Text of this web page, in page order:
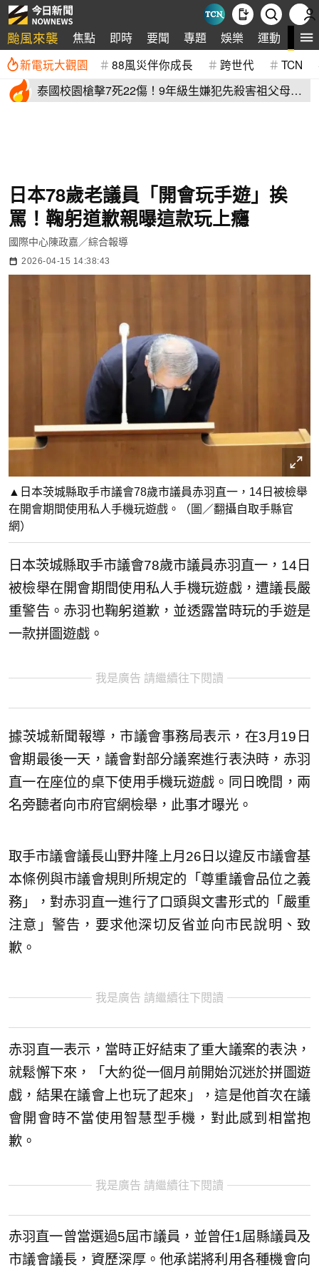
颱風來襲 焦點 即時 要聞 專題 娛樂 運動 全
新電玩大觀園 88風災伴你成長 跨世代 TCN
泰國校園槍擊7死22傷！9年級生嫌犯先殺害祖父母再
日本78歲老議員「開會玩手遊」挨
罵！鞠躬道歉親曝這款玩上癮
國際中心陳政嘉／綜合報導
2026-04-15 14:38:43
▲日本茨城縣取手市議會78歲市議員赤羽直一，14日被檢舉
在開會期間使用私人手機玩遊戲。（圖／翻攝自取手縣官
網）
日本茨城縣取手市議會78歲市議員赤羽直一，14日
被檢舉在開會期間使用私人手機玩遊戲，遭議長嚴
重警告。赤羽也鞠躬道歉，並透露當時玩的手遊是
一款拼圖遊戲。
我是廣告 請繼續往下閱讀
據茨城新聞報導，市議會事務局表示，在3月19日
會期最後一天，議會對部分議案進行表決時，赤羽
直一在座位的桌下使用手機玩遊戲。同日晚間，兩
名旁聽者向市府官網檢舉，此事才曝光。
取手市議會議長山野井隆上月26日以違反市議會基
本條例與市議會規則所規定的「尊重議會品位之義
務」，對赤羽直一進行了口頭與文書形式的「嚴重
注意」警告，要求他深切反省並向市民說明、致
歉。
我是廣告 請繼續往下閱讀
赤羽直一表示，當時正好結束了重大議案的表決，
就鬆懈下來，「大約從一個月前開始沉迷於拼圖遊
戲，結果在議會上也玩了起來」，這是他首次在議
會開會時不當使用智慧型手機，對此感到相當抱
歉。
我是廣告 請繼續往下閱讀
赤羽直一曾當選過5屆市議員，並曾任1屆縣議員及
市議會議長，資歷深厚。他承諾將利用各種機會向